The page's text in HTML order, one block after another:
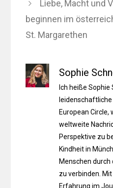
Liebe, Macht und
beginnen im
St. Margarethen
Sophie
Ich heiße Sophie
European Circle,
weltweite
Perspektive zu
Kindheit in
Menschen
zu verbinden.
Erfahrung im